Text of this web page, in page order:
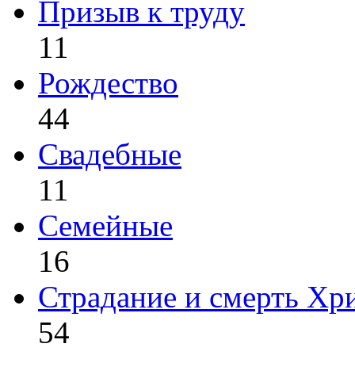
Призыв к труду
11
Рождество
44
Свадебные
11
Семейные
16
Страдание и смерть
54